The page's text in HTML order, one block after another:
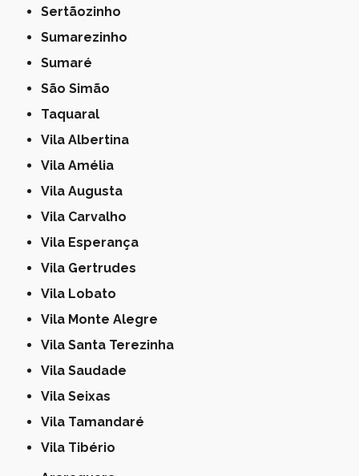
Sertãozinho
Sumarezinho
Sumaré
São Simão
Taquaral
Vila Albertina
Vila Amélia
Vila Augusta
Vila Carvalho
Vila Esperança
Vila Gertrudes
Vila Lobato
Vila Monte Alegre
Vila Santa Terezinha
Vila Saudade
Vila Seixas
Vila Tamandaré
Vila Tibério